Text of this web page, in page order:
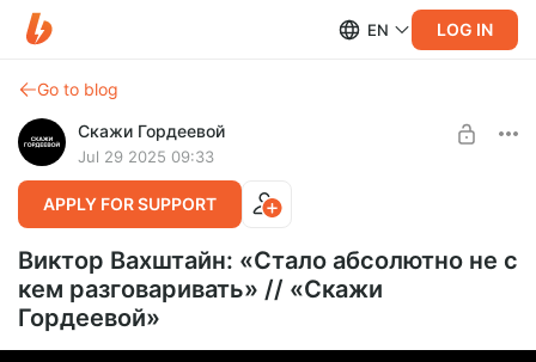
EN LOG IN
Go to blog
Скажи Гордеевой
Jul 29 2025 09:33
APPLY FOR SUPPORT
Виктор Вахштайн: «Стало абсолютно не с
кем разговаривать» // «Скажи
Гордеевой»